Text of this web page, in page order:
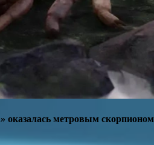
оказалась метровым скорпионом